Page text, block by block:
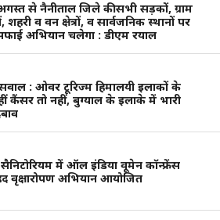
से नैनीताल जिले की सभी सड़कों, ग्राम
शहरी व वन क्षेत्रों, व सार्वजनिक स्थानों पर
अभियान चलेगा : डीएम रयाल
: ओवर टूरिज्म हिमालयी इलाकों के
कैंसर तो नहीं, बुग्याल के इलाके में भारी
में ऑल इंडिया वूमेन कॉन्फ्रेंस
वृक्षारोपण अभियान आयोजित